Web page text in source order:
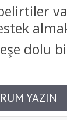
dolu
YAZIN